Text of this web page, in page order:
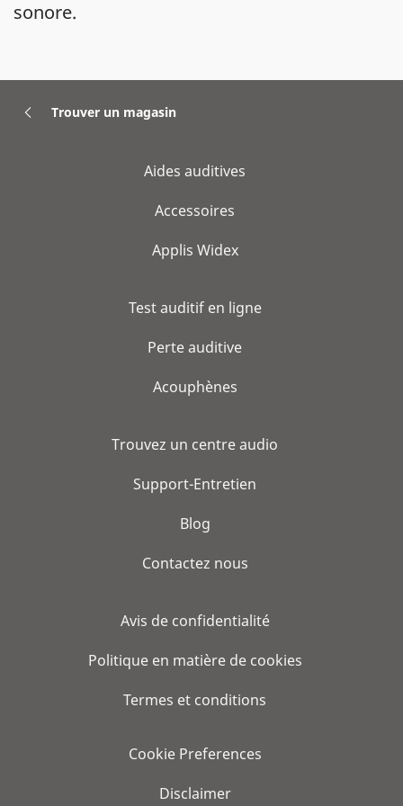
sonore.
Trouver un magasin
Aides auditives
Accessoires
Applis Widex
Test auditif en ligne
Perte auditive
Acouphènes
Trouvez un centre audio
Support-Entretien
Blog
Contactez nous
Avis de confidentialité
Politique en matière de cookies
Termes et conditions
Cookie Preferences
Disclaimer